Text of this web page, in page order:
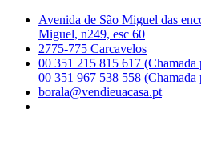
Avenida de São Miguel das
Miguel, n249, esc 60
2775-775 Carcavelos
00 351 215 815 617 (Chamada
00 351 967 538 558 (Chamada
borala@vendieuacasa.pt